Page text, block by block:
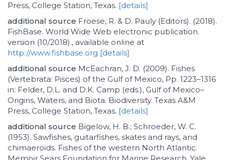
Press, College Station, Texas. [details]
additional source Froese, R. & D. Pauly (Editors). (2018).
FishBase. World Wide Web electronic publication.
version (10/2018)., available online at
http://www.fishbase.org [details]
additional source McEachran, J. D. (2009). Fishes
(Vertebrata: Pisces) of the Gulf of Mexico, Pp. 1223–1316
in: Felder, D.L. and D.K. Camp (eds.), Gulf of Mexico–
Origins, Waters, and Biota. Biodiversity. Texas A&M
Press, College Station, Texas. [details]
additional source Bigelow, H. B.; Schroeder, W. C.
(1953). Sawfishes, guitarfishes, skates and rays, and
chimaeroids. Fishes of the western North Atlantic.